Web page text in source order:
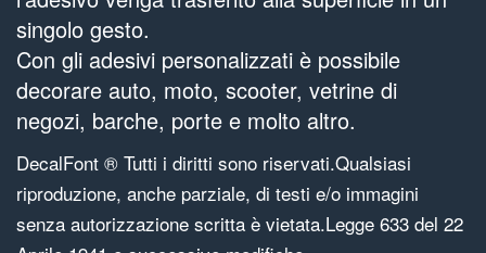
singolo gesto.
Con gli adesivi personalizzati è possibile
decorare auto, moto, scooter, vetrine di
negozi, barche, porte e molto altro.
DecalFont ® Tutti i diritti sono riservati.Qualsiasi
riproduzione, anche parziale, di testi e/o immagini
senza autorizzazione scritta è vietata.Legge 633 del 22